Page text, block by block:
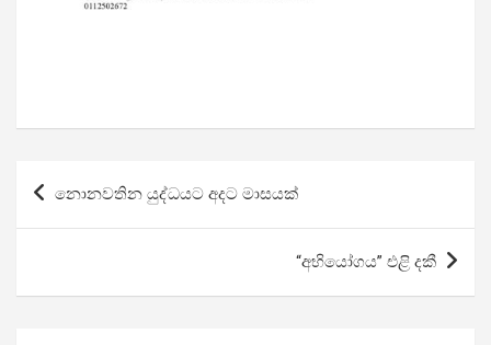
Post
නොනවතින යුද්ධයට අදට මාසයක්
“අභියෝගය” එළි දකී